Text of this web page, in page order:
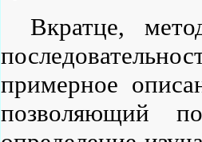
Вкратце,
примерное
позволяющий